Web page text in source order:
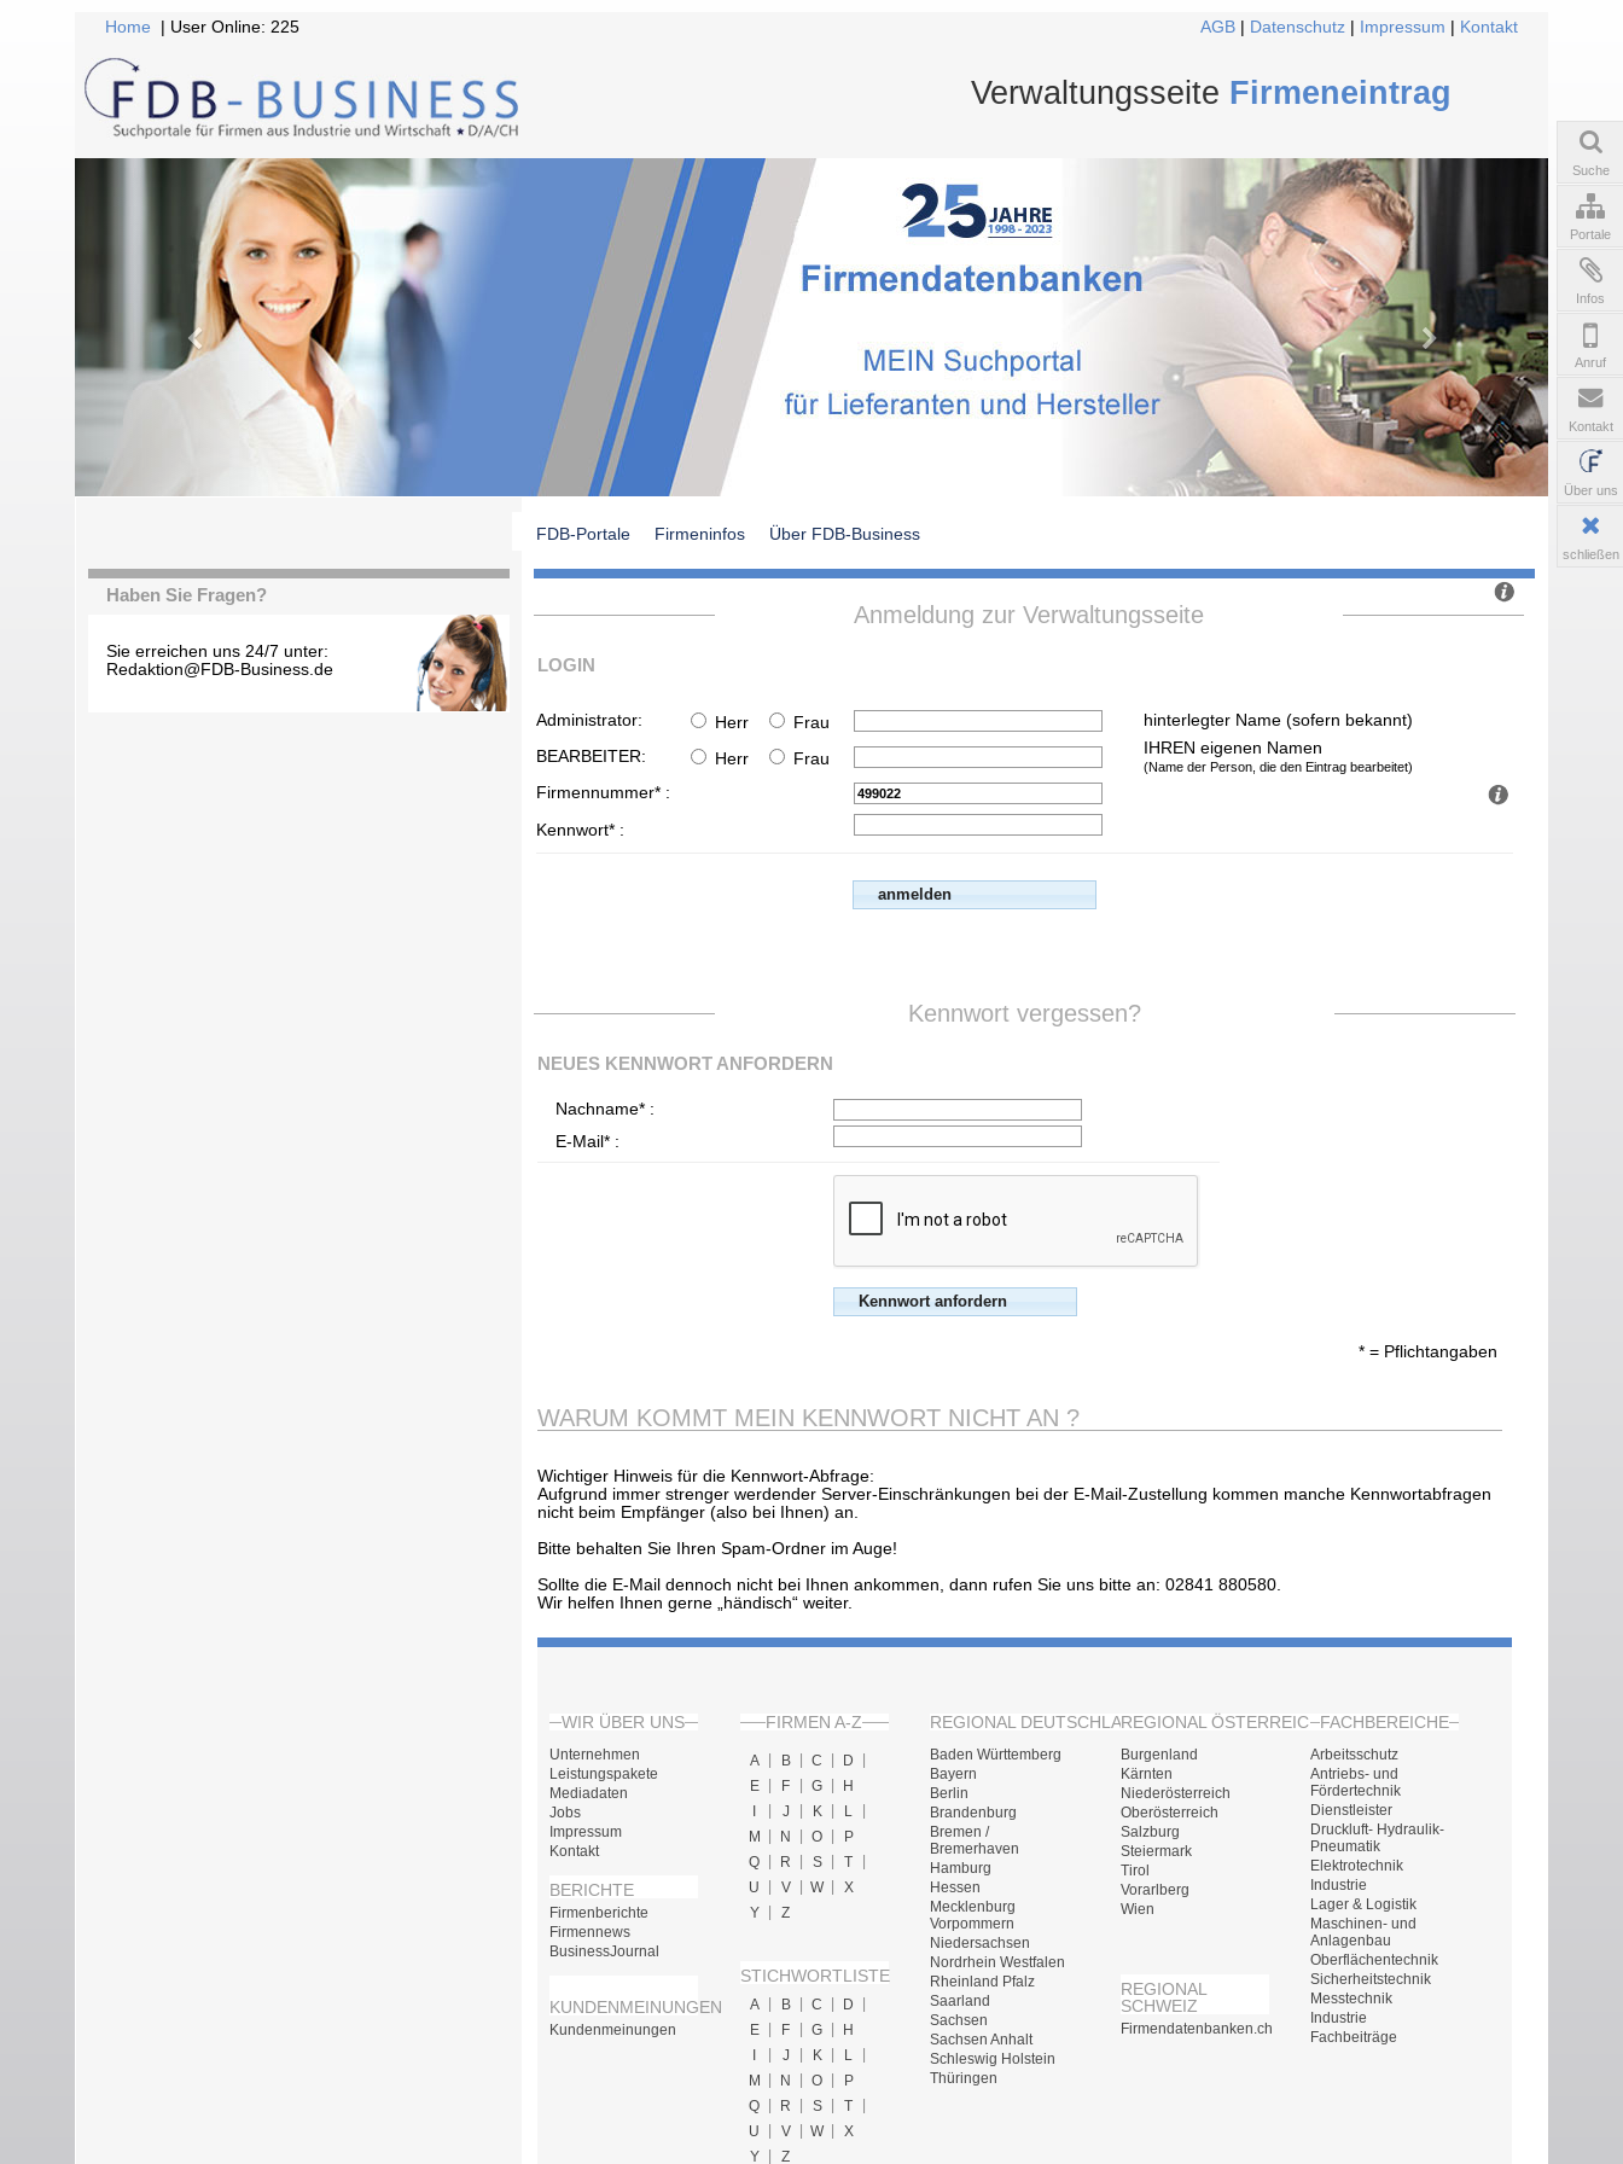
Home | User Online: 225 AGB Datenschutz Impressum Kontakt
Verwaltungsseite Firmeneintrag
FDB-Portale Firmeninfos Über FDB-Business
Haben Sie Fragen?
Sie erreichen uns 24/7 unter:
Redaktion@FDB-Business.de
Anmeldung zur Verwaltungsseite
LOGIN
Administrator: Herr Frau
hinterlegter Name (sofern bekannt)
BEARBEITER:
Herr Frau
IHREN eigenen Namen
(Name der Person, die den Eintrag bearbeitet)
Firmennummer* :
Kennwort* :
Kennwort vergessen?
NEUES KENNWORT ANFORDERN
Nachname* :
E-Mail* :
* = Pflichtangaben
WARUM KOMMT MEIN KENNWORT NICHT AN ?
Wichtiger Hinweis für die Kennwort-Abfrage:
Aufgrund immer strenger werdender Server-Einschränkungen bei der E-Mail-Zustellung kommen manche Kennwortabfragen
nicht beim Empfänger (also bei Ihnen) an.
Bitte behalten Sie Ihren Spam-Ordner im Auge!
Sollte die E-Mail dennoch nicht bei Ihnen ankommen, dann rufen Sie uns bitte an: 02841 880580.
Wir helfen Ihnen gerne „händisch“ weiter.
WIR ÜBER UNS
Unternehmen
Leistungspakete
Mediadaten
Jobs
Impressum
Kontakt
BERICHTE
Firmenberichte
Firmennews
BusinessJournal
KUNDENMEINUNGEN
Kundenmeinungen
FIRMEN A-Z
A B C
D
E
F G
H
I
J K
L
M
N O
P
Q
R S
T
U
V W
X
Y
Z
STICHWORTLISTE
A B C
D
E
F G
H
I
J K
L
M
N O
P
Q
R S
T
U
V W
X
Y
Z
REGIONAL DEUTSCHLAND
Baden Württemberg
Bayern
Berlin
Brandenburg
Bremen /
Bremerhaven
Hamburg
Hessen
Mecklenburg
Vorpommern
Niedersachsen
Nordrhein Westfalen
Rheinland Pfalz
Saarland
Sachsen
Sachsen Anhalt
Schleswig Holstein
Thüringen
REGIONAL ÖSTERREICH
Burgenland
Kärnten
Niederösterreich
Oberösterreich
Salzburg
Steiermark
Tirol
Vorarlberg
Wien
REGIONAL
SCHWEIZ
Firmendatenbanken.ch
FACHBEREICHE
Arbeitsschutz
Antriebs- und
Fördertechnik
Dienstleister
Druckluft- Hydraulik-
Pneumatik
Elektrotechnik
Industrie
Lager & Logistik
Maschinen- und
Anlagenbau
Oberflächentechnik
Sicherheitstechnik
Messtechnik
Industrie
Fachbeiträge
Suche
Portale
Infos
Anruf
Kontakt
Über uns
schließen